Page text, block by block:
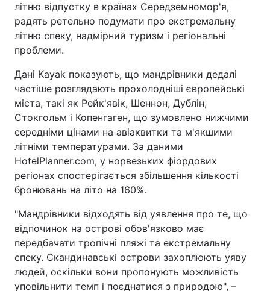
літню відпустку в країнах Середземномор'я,
радять ретельно подумати про екстремальну
літню спеку, надмірний туризм і регіональні
проблеми.
Дані Kayak показують, що мандрівники дедалі
частіше розглядають прохолодніші європейські
міста, такі як Рейк'явік, Шеннон, Дублін,
Стокгольм і Копенгаген, що зумовлено нижчими
середніми цінами на авіаквитки та м'якшими
літніми температурами. За даними
HotelPlanner.com, у норвезьких фіордових
регіонах спостерігається збільшення кількості
бронювань на літо на 160%.
"Мандрівники відходять від уявлення про те, що
відпочинок на острові обов'язково має
передбачати тропічні пляжі та екстремальну
спеку. Скандинавські острови захоплюють уяву
людей, оскільки вони пропонують можливість
уповільнити темп і поєднатися з природою", –